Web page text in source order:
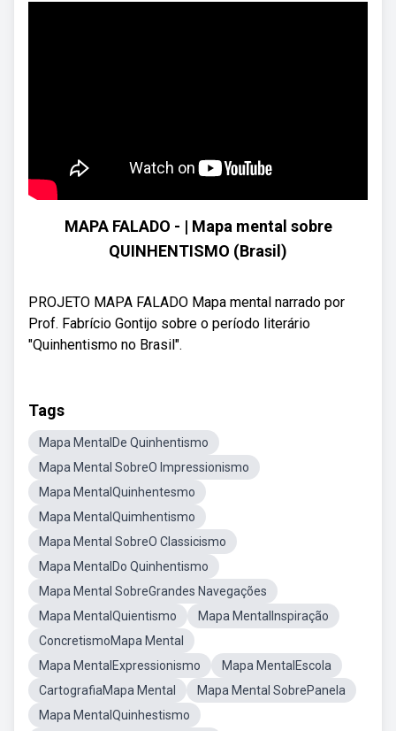
MAPA FALADO - | Mapa mental sobre
QUINHENTISMO (Brasil)
PROJETO MAPA FALADO Mapa mental narrado por
Prof. Fabrício Gontijo sobre o período literário
"Quinhentismo no Brasil".
Tags
Mapa MentalDe Quinhentismo
Mapa Mental SobreO Impressionismo
Mapa MentalQuinhentesmo
Mapa MentalQuimhentismo
Mapa Mental SobreO Classicismo
Mapa MentalDo Quinhentismo
Mapa Mental SobreGrandes Navegações
Mapa MentalQuientismo
Mapa MentalInspiração
ConcretismoMapa Mental
Mapa MentalExpressionismo
Mapa MentalEscola
CartografiaMapa Mental
Mapa Mental SobrePanela
Mapa MentalQuinhestismo